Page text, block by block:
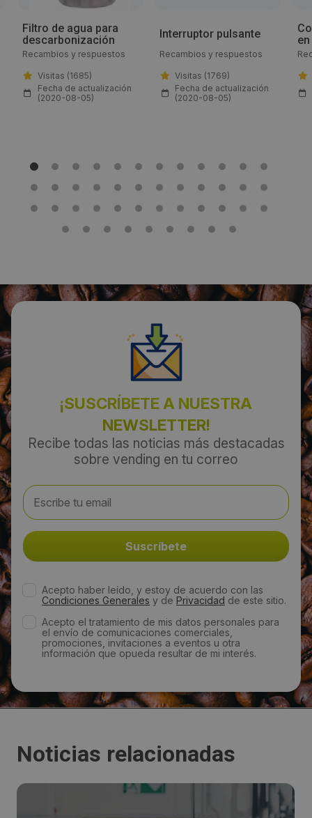
info@gev-online.es
Web:
www.gev-online.com/es
1712
Fecha de publicación de producto:
Jueves 06 Agosto 2020
Filtro de agua para
descarbonización
Recambios y respuestos
Visitas (1685)
Fecha de actualización
(2020-08-05)
Interruptor pulsante
Recambios y respuestos
Visitas (1769)
Fecha de actualización
(2020-08-05)
¡SUSCRÍBETE A NUESTRA
NEWSLETTER!
Recibe todas las noticias más destacadas
sobre vending en tu correo
Acepto haber leído, y estoy de acuerdo con las
Condiciones Generales y de Privacidad de este sitio.
Acepto el tratamiento de mis datos personales para
el envío de comunicaciones comerciales,
promociones, invitaciones a eventos u otra
información que opueda resultar de mi interés.
Noticias relacionadas